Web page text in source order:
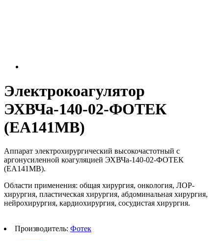
Электрокоагулятор
ЭХВЧа-140-02-ФОТЕК
(ЕА141МВ)
Аппарат электрохирургический высокочастотный с
аргонусиленной коагуляцией ЭХВЧа-140-02-ФОТЕК
(ЕА141МВ).
Области применения: общая хирургия, онкология, ЛОР-
хирургия, пластическая хирургия, абдоминальная хирургия,
нейрохирургия, кардиохирургия, сосудистая хирургия.
Производитель: Фотек